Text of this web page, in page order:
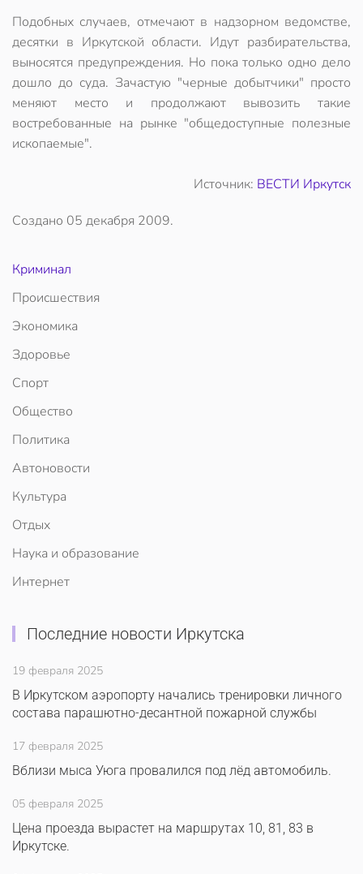
Подобных случаев, отмечают в надзорном ведомстве,
десятки в Иркутской области. Идут разбирательства,
выносятся предупреждения. Но пока только одно дело
дошло до суда. Зачастую "черные добытчики" просто
меняют место и продолжают вывозить такие
востребованные на рынке "общедоступные полезные
ископаемые".
Источник: ВЕСТИ Иркутск
Создано 05 декабря 2009.
Криминал
Происшествия
Экономика
Здоровье
Спорт
Общество
Политика
Автоновости
Культура
Отдых
Наука и образование
Интернет
Последние новости Иркутска
19 февраля 2025
В Иркутском аэропорту начались тренировки личного
состава парашютно-десантной пожарной службы
17 февраля 2025
Вблизи мыса Уюга провалился под лёд автомобиль.
05 февраля 2025
Цена проезда вырастет на маршрутах 10, 81, 83 в
Иркутске.